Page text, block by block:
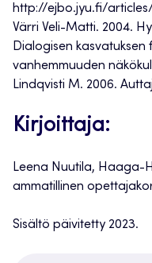
http://ejbo.jyu.fi/
Värri Veli-Matti. 2004.
Dialogisen kasvatuksen
vanhemmuuden
Lindqvisti M. 2006.
Kirjoittaja:
Leena Nuutila, Haaga-
ammatillinen
Sisältö päivitetty 2023.